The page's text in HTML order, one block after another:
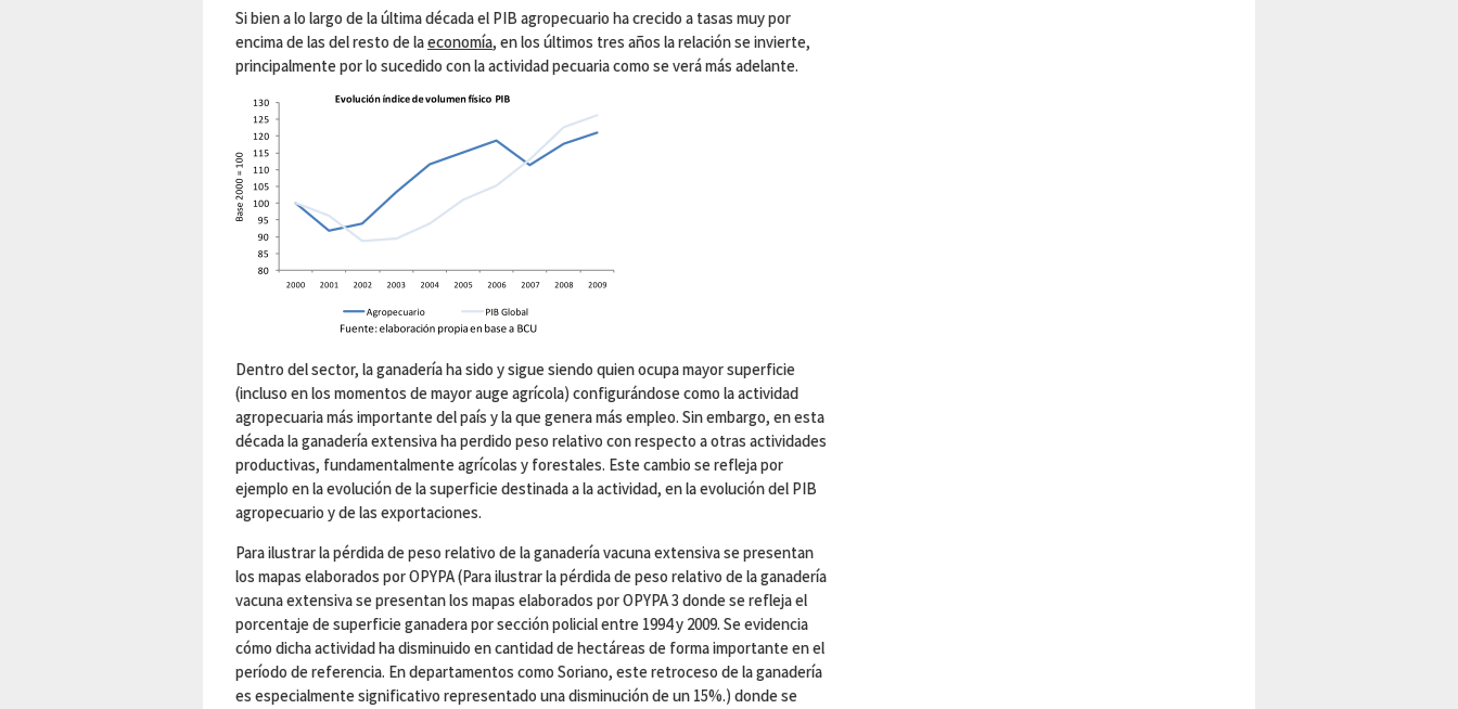
Si bien a lo largo de la última década el PIB agropecuario ha crecido a tasas muy por
encima de las del resto de laeconomía, en los últimos tres años la relación se invierte,
principalmente por lo sucedido con la actividad pecuaria como se verá más adelante.
Dentro del sector, la ganadería ha sido y sigue siendo quien ocupa mayor superficie
(incluso en los momentos de mayor auge agrícola) configurándose como la actividad
agropecuaria más importante del país y la que genera más empleo. Sin embargo, en esta
década la ganadería extensiva ha perdido peso relativo con respecto a otras actividades
productivas, fundamentalmente agrícolas y forestales. Este cambio se refleja por
ejemplo en la evolución de la superficie destinada a la actividad, en la evolución del PIB
agropecuario y de las exportaciones.
Para ilustrar la pérdida de peso relativo de la ganadería vacuna extensiva se presentan
los mapas elaborados por OPYPA (Para ilustrar la pérdida de peso relativo de la ganadería
vacuna extensiva se presentan los mapas elaborados por OPYPA 3 donde se refleja el
porcentaje de superficie ganadera por sección policial entre 1994 y 2009. Se evidencia
cómo dicha actividad ha disminuido en cantidad de hectáreas de forma importante en el
período de referencia. En departamentos como Soriano, este retroceso de la ganadería
es especialmente significativo representado una disminución de un 15%.) donde se